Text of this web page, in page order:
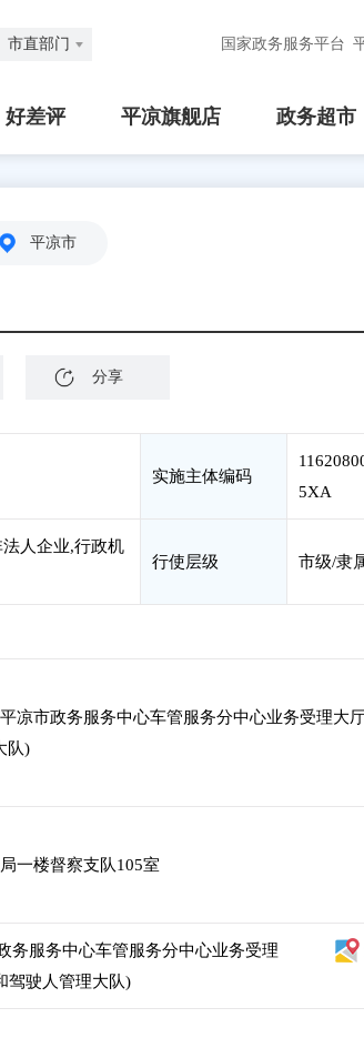
市直部门 国家政务服务平台
好差评 平凉旗舰店 政务超市
平凉市
分享
实施主体编码
5XA
人企业,行政机
行使层级 市级/隶
凉市政务服务中心车管服务分中心业务受理大
队)
一楼督察支队105室
务服务中心车管服务分中心业务受理
驾驶人管理大队)